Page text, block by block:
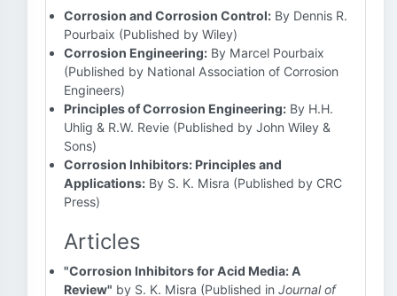
Corrosion and Corrosion Control: By Dennis R.
Pourbaix (Published by Wiley)
Corrosion Engineering: By Marcel Pourbaix
(Published by National Association of Corrosion
Engineers)
Principles of Corrosion Engineering: By H.H.
Uhlig & R.W. Revie (Published by John Wiley &
Sons)
Corrosion Inhibitors: Principles and
Applications: By S. K. Misra (Published by CRC
Press)
Articles
"Corrosion Inhibitors for Acid Media: A
Review" by S. K. Misra (Published in Journal of